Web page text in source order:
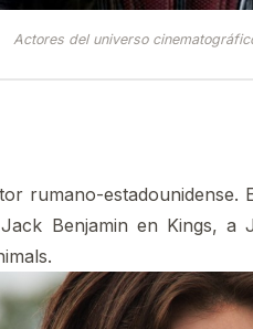
Actores del universo
rumano-
Benjamin en Kings,